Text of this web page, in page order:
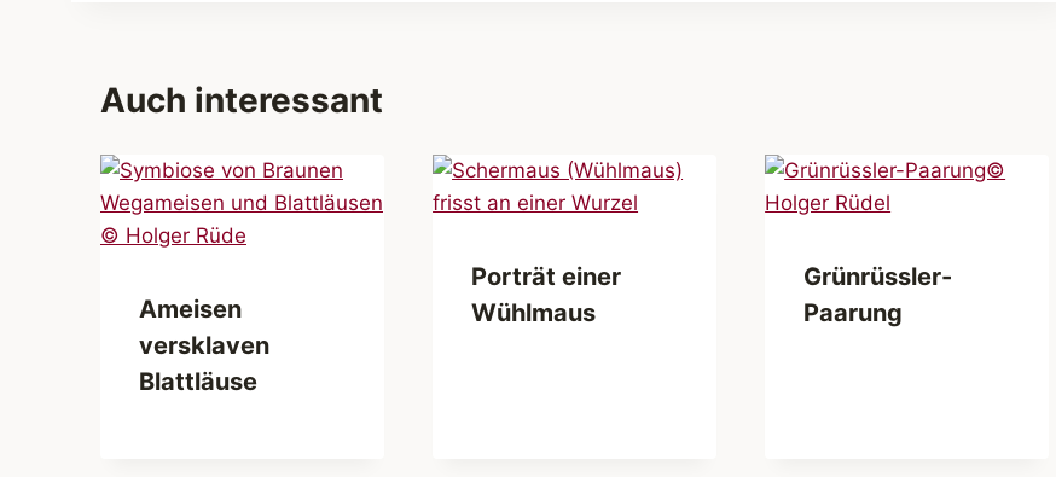
Auch interessant
Ameisen
versklaven
Blattläuse
Porträt einer
Wühlmaus
Grünrüssler-
Paarung